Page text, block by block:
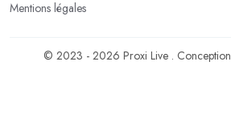
Mentions légales
© 2023 - 2026 Proxi Live . Conception